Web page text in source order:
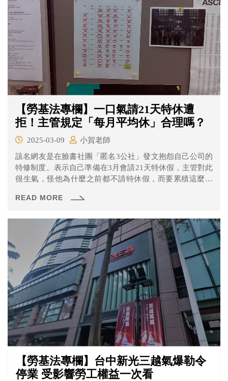
【勞基法專欄】一口氣請21天特休遭
拒！主管規定「每月平均休」合理嗎？
2025-03-09
小賀老師
該名網友是在臉書社團「匿名3公社」發文抱怨自己公司的
特修制度。表示自己準備在3月會請21天特休假，主管對此
很生氣，怪他為什麼之前都不請特休假，而要累積這麼多
制他請特休假，要求他平時就要平均消化掉特休，不要累
加代理人工作量。
READ MORE
【勞基法專欄】台中新光三越氣爆勒令
停業 受影響勞工權益一次看